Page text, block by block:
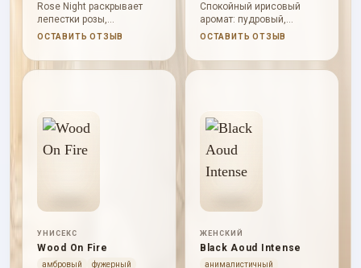
Rose Night раскрывает
лепестки розы,
болгарскую розу, белый
ОСТАВИТЬ ОТЗЫВ
Спокойный ирисовый
аромат: пудровый,
древесный, немного
мускусным
послевкусием.
ОСТАВИТЬ ОТЗЫВ
УНИСЕКС
Wood On Fire
амбровый
фужерный
ЖЕНСКИЙ
Black Aoud Intense
анималистичный